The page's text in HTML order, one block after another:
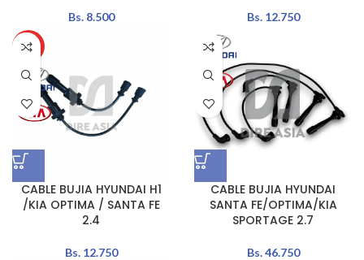
Bs.8.500 Bs.12.750
HOT
CABLE BUJIA HYUNDAI H1
/KIA OPTIMA / SANTA FE
2.4
Bs.12.750
CABLE BUJIA HYUNDAI
SANTA FE/OPTIMA/KIA
SPORTAGE 2.7
Bs.46.750